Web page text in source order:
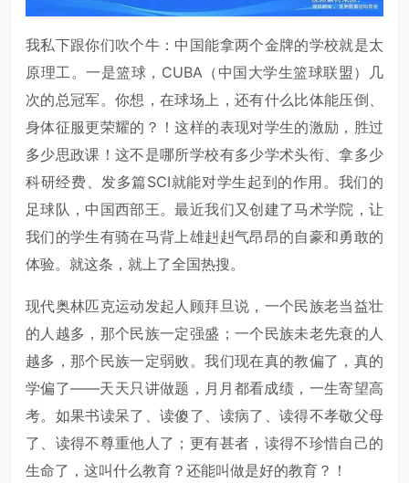
我私下跟你们吹个牛：中国能拿两个金牌的学校就是太
原理工。一是篮球，CUBA（中国大学生篮球联盟）几
次的总冠军。你想，在球场上，还有什么比体能压倒、
身体征服更荣耀的？！这样的表现对学生的激励，胜过
多少思政课！这不是哪所学校有多少学术头衔、拿多少
科研经费、发多篇SCI就能对学生起到的作用。我们的
足球队，中国西部王。最近我们又创建了马术学院，让
我们的学生有骑在马背上雄赳赳气昂昂的自豪和勇敢的
体验。就这条，就上了全国热搜。
现代奥林匹克运动发起人顾拜旦说，一个民族老当益壮
的人越多，那个民族一定强盛；一个民族未老先衰的人
越多，那个民族一定弱败。我们现在真的教偏了，真的
学偏了——天天只讲做题，月月都看成绩，一生寄望高
考。如果书读呆了、读傻了、读病了、读得不孝敬父母
了、读得不尊重他人了；更有甚者，读得不珍惜自己的
生命了，这叫什么教育？还能叫做是好的教育？！